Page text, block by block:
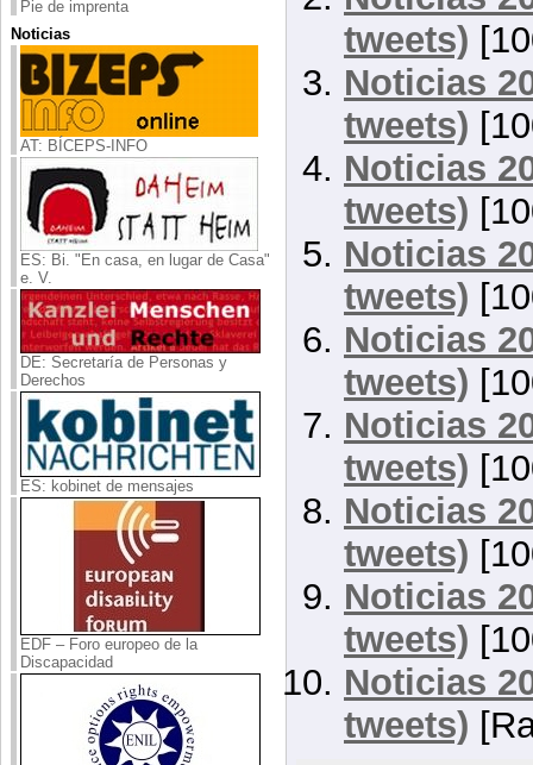
Pie de imprenta
Noticias
AT: BÍCEPS-INFO
ES: Bi. "En casa, en lugar de Casa"
e. V.
DE: Secretaría de Personas y
Derechos
ES: kobinet de mensajes
EDF – Foro europeo de la
Discapacidad
tweets)
Noticias
tweets)
Noticias
tweets)
Noticias
tweets)
Noticias
tweets)
Noticias
tweets)
Noticias
tweets)
Noticias
tweets)
Noticias
tweets)